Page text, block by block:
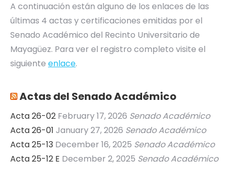
A continuación están alguno de los enlaces de las
últimas 4 actas y certificaciones emitidas por el
Senado Académico del Recinto Universitario de
Mayagüez. Para ver el registro completo visite el
siguiente enlace.
Actas del Senado Académico
Acta 26-02 February 17, 2026 Senado Académico
Acta 26-01 January 27, 2026 Senado Académico
Acta 25-13 December 16, 2025 Senado Académico
Acta 25-12 E December 2, 2025 Senado Académico